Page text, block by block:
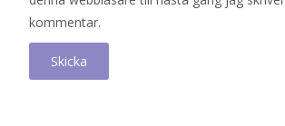
kommentar.